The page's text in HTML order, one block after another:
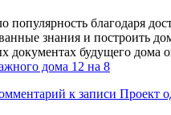
благодаря
знания и построить
будущего дома
дома 12 на 8
к записи Проект